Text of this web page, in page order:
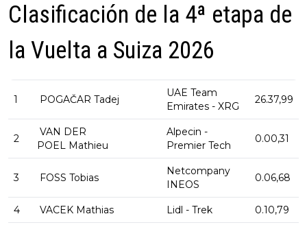
Clasificación de la 4ª etapa de
la Vuelta a Suiza 2026
1 POGAČAR Tadej
UAE Team
Emirates - XRG
26.37,99
2
VAN DER
POEL Mathieu
Alpecin -
Premier Tech
0.00,31
3 FOSS Tobias
Netcompany
INEOS
0.06,68
4 VACEK Mathias Lidl - Trek 0.10,79